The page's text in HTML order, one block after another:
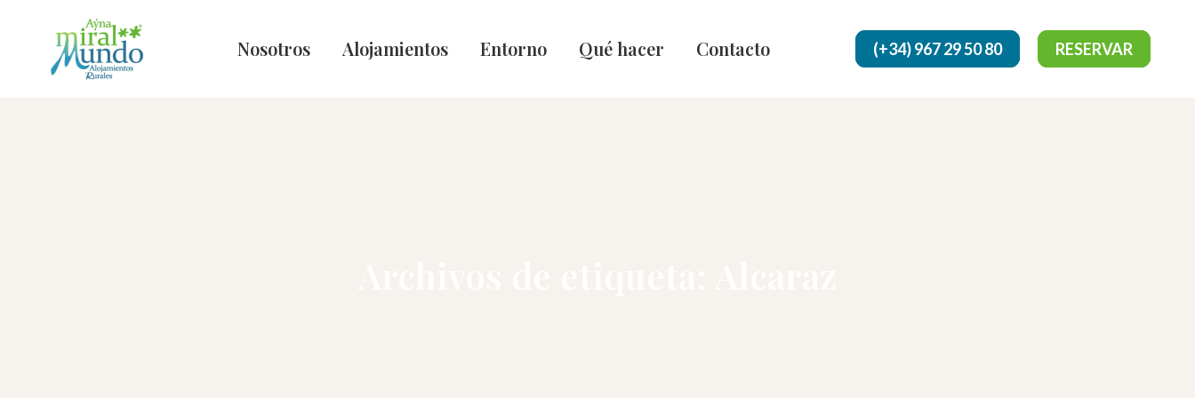
Nosotros Alojamientos Entorno Qué hacer Contacto (+34) 967 29 50 80 RESERVAR